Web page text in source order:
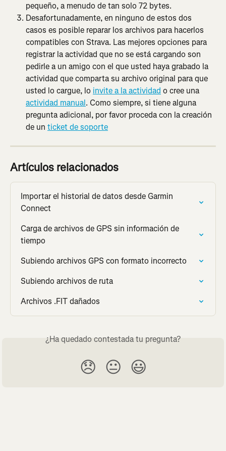
pequeño, a menudo de tan solo 72 bytes.
Desafortunadamente, en ninguno de estos dos
casos es posible reparar los archivos para hacerlos
compatibles con Strava. Las mejores opciones para
registrar la actividad que no se está cargando son
pedirle a un amigo con el que usted haya grabado la
actividad que comparta su archivo original para que
usted lo cargue, lo invite a la actividad o cree una
actividad manual. Como siempre, si tiene alguna
pregunta adicional, por favor proceda con la creación
de un ticket de soporte
Artículos relacionados
Importar el historial de datos desde Garmin
Connect
Carga de archivos de GPS sin información de
tiempo
Subiendo archivos GPS con formato incorrecto
Subiendo archivos de ruta
Archivos .FIT dañados
¿Ha quedado contestada tu pregunta?
😞 😐 😃